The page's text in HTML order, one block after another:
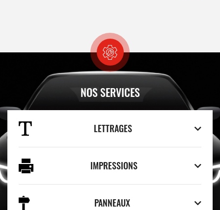
NOS SERVICES
LETTRAGES
IMPRESSIONS
PANNEAUX